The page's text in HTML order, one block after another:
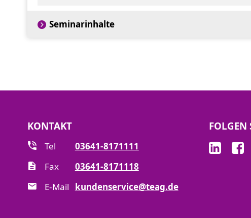
Seminarinhalte
KONTAKT
Tel
03641-8171111
Fax
03641-8171118
E-Mail
kundenservice@teag.de
FOLGEN